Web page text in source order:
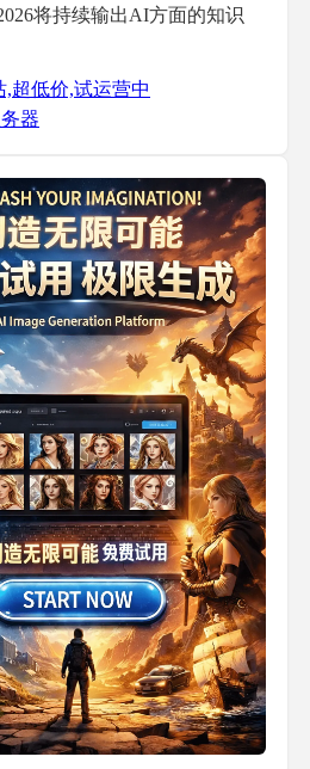
将持续输出AI方面的知识
,超低价,试运营中
器